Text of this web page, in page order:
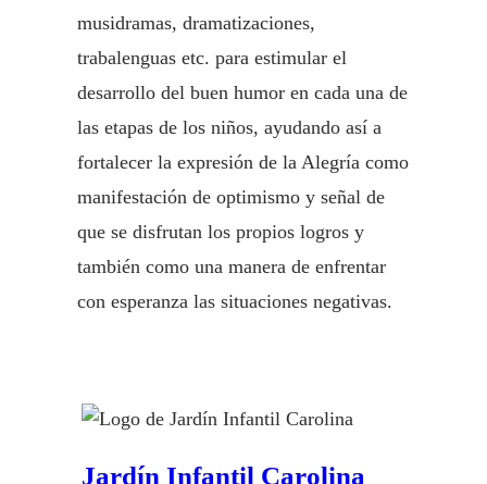
musidramas, dramatizaciones,
trabalenguas etc. para estimular el
desarrollo del buen humor en cada una de
las etapas de los niños, ayudando así a
fortalecer la expresión de la Alegría como
manifestación de optimismo y señal de
que se disfrutan los propios logros y
también como una manera de enfrentar
con esperanza las situaciones negativas.
Jardín Infantil Carolina